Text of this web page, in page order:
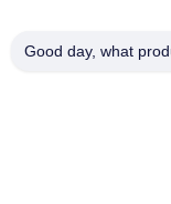
중국 상등품 하이브
Good day, what